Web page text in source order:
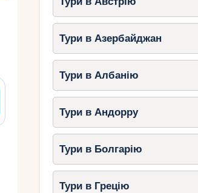
Тури в Азербайджан
Тури в Албанію
Тури в Андорру
Тури в Болгарію
Тури в Грецію